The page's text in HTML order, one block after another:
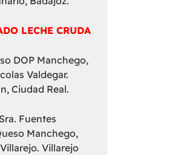
LECHE CRUDA
DOP Manchego,
Valdegar.
Ciudad Real.
Fuentes
Manchego,
Villarejo